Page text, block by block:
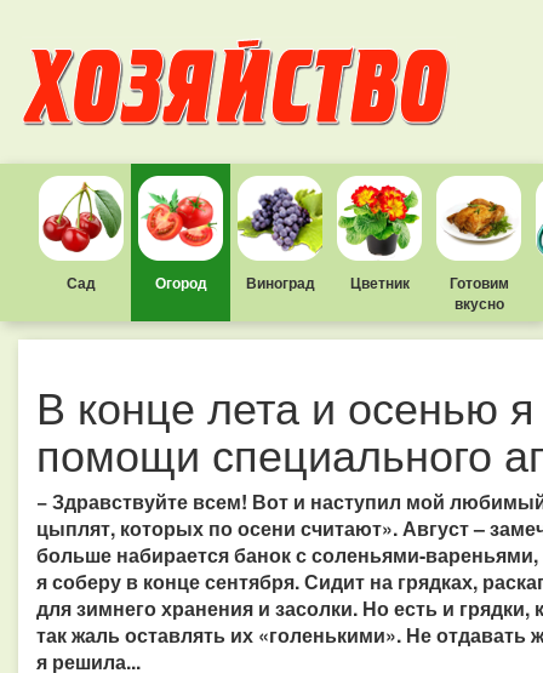
Сад Огород Виноград Цветник
Готовим
вкусно
В конце лета и осенью
помощи специального
− Здравствуйте всем! Вот и наступил мой
цыплят, которых по осени считают». Август –
больше набирается банок с соленьями-
я соберу в конце сентября. Сидит на грядках,
для зимнего хранения и засолки. Но есть и
так жаль оставлять их «голенькими». Не отдавать
я решила...